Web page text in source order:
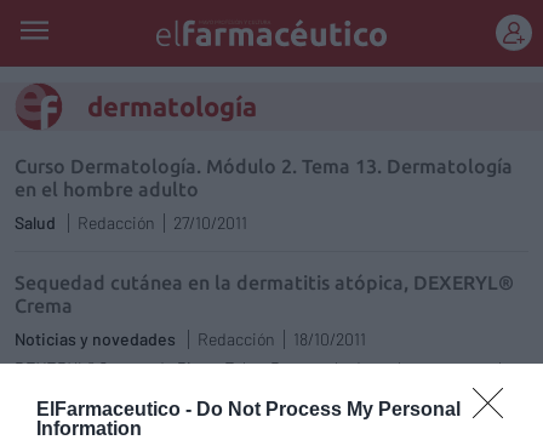
ElFarmaceutico - Do Not Process My Personal
Information
dermatología
Curso Dermatología. Módulo 2. Tema 13. Dermatología
en el hombre adulto
Salud Redacción 27/10/2011
Sequedad cutánea en la dermatitis atópica, DEXERYL®
Crema
Noticias y novedades Redacción
18/10/2011
DEXERYL® Crema, de Pierre Fabre Dermatología, es la respuesta al
tratamiento de los signos y síntomas de los estados de sequedad
cutánea en la dermatitis atópica, ictiosis..., que ayuda a romper la
espiral negativa de la xerosis.